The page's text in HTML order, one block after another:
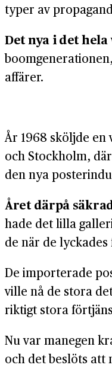
typer av
Det nya i det hela
affärer.
År 1968 sköljde en
och Stockholm,
den nya
Året därpå
hade det lilla
de när de
De importerade
ville nå de stora
riktigt stora
Nu var manegen
och det beslöts